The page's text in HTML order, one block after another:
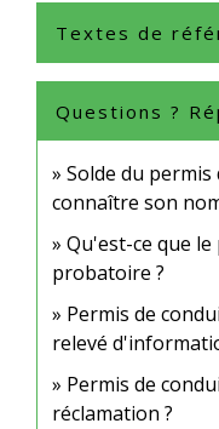
Textes de
Questions ?
Solde du
connaître son
Qu'est-ce que
probatoire ?
Permis de
relevé
Permis de
réclamation ?